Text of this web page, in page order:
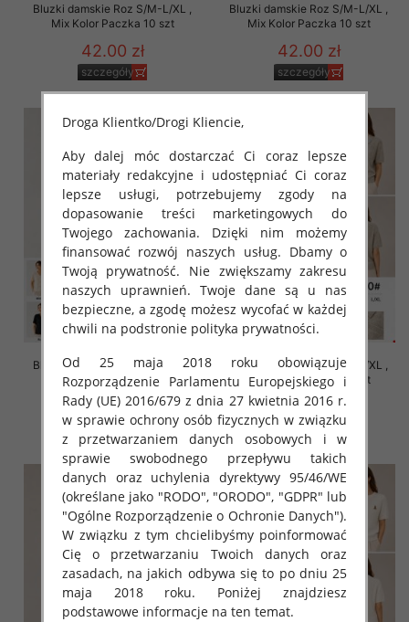
Bluzki damskie Roz S/M-L/XL ,
Mix Kolor Paczka 10 szt
42.00 zł
szczegóły
Bluzki damskie Roz S/M-L/XL ,
Mix Kolor Paczka 10 szt
42.00 zł
szczegóły
Bluzki damskie Roz S/M-L/XL ,
Mix Kolor Paczka 10 szt
42.00 zł
szczegóły
Bluzki damskie Roz S/M-L/XL ,
Mix Kolor Paczka 10 szt
42.00 zł
szczegóły
Droga Klientko/Drogi Kliencie,
Aby dalej móc dostarczać Ci coraz lepsze
materiały redakcyjne i udostępniać Ci coraz
lepsze usługi, potrzebujemy zgody na
dopasowanie treści marketingowych do
Twojego zachowania. Dzięki nim możemy
finansować rozwój naszych usług. Dbamy o
Twoją prywatność. Nie zwiększamy zakresu
naszych uprawnień. Twoje dane są u nas
bezpieczne, a zgodę możesz wycofać w każdej
chwili na podstronie polityka prywatności.
Od 25 maja 2018 roku obowiązuje
Rozporządzenie Parlamentu Europejskiego i
Rady (UE) 2016/679 z dnia 27 kwietnia 2016 r.
w sprawie ochrony osób fizycznych w związku
z przetwarzaniem danych osobowych i w
sprawie swobodnego przepływu takich
danych oraz uchylenia dyrektywy 95/46/WE
(określane jako "RODO", "ORODO", "GDPR" lub
"Ogólne Rozporządzenie o Ochronie Danych").
W związku z tym chcielibyśmy poinformować
Cię o przetwarzaniu Twoich danych oraz
zasadach, na jakich odbywa się to po dniu 25
maja 2018 roku. Poniżej znajdziesz
podstawowe informacje na ten temat.